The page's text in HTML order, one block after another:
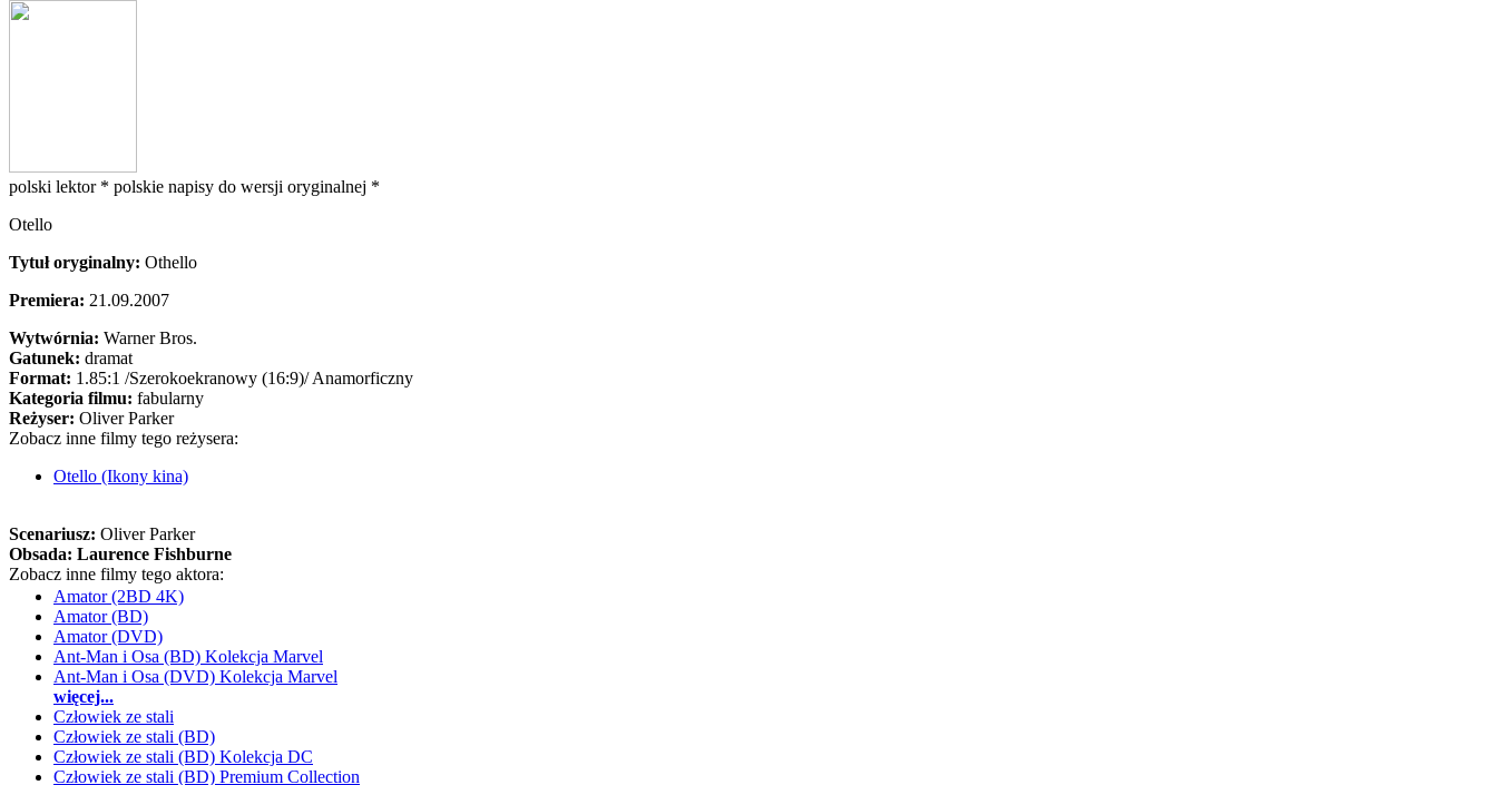
polski lektor * polskie napisy do wersji oryginalnej *
Otello
Tytuł oryginalny: Othello
Premiera: 21.09.2007
Wytwórnia: Warner Bros.
Gatunek: dramat
Format: 1.85:1 /Szerokoekranowy (16:9)/Anamorficzny
Kategoria filmu: fabularny
Reżyser: Oliver Parker
Zobacz inne filmy tego reżysera:
Otello (Ikony kina)
Scenariusz: Oliver Parker
Obsada: Laurence Fishburne
Zobacz inne filmy tego aktora:
Amator (2BD 4K)
Amator (BD)
Amator (DVD)
Ant-Man i Osa (BD) Kolekcja Marvel
Ant-Man i Osa (DVD) Kolekcja Marvel
więcej...
Człowiek ze stali
Człowiek ze stali (BD)
Człowiek ze stali (BD) Kolekcja DC
Człowiek ze stali (BD) Premium Collection